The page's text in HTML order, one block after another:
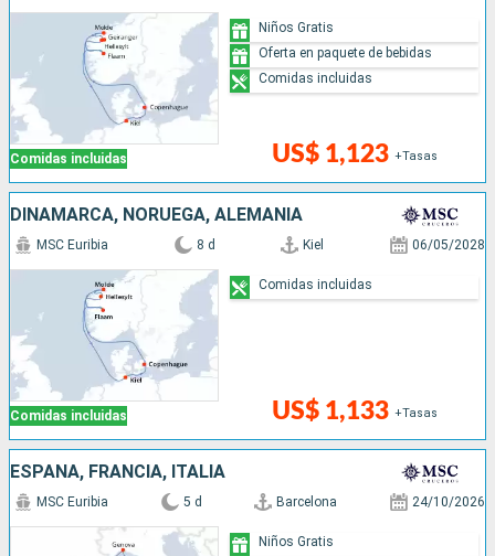
Comidas incluidas US$ 1,123 +Tasas
Niños Gratis
Oferta en paquete de bebidas
Comidas incluidas
DINAMARCA, NORUEGA, ALEMANIA
Comidas incluidas
MSC Euribia 8 d Kiel 06/05/2028
US$ 1,133 +Tasas
Comidas incluidas
ESPAÑA, FRANCIA, ITALIA
MSC Euribia 5 d Barcelona 24/10/2026
Niños Gratis